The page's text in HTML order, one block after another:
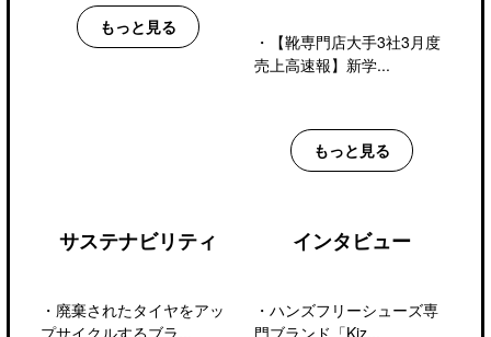
もっと見る
・
【靴専門店大手3社3月度
売上高速報】新学...
もっと見る
サステナビリティ
・ 廃棄されたタイヤをアッ
プサイクルするブラ...
インタビュー
・ ハンズフリーシューズ専
門ブランド「Kiz...